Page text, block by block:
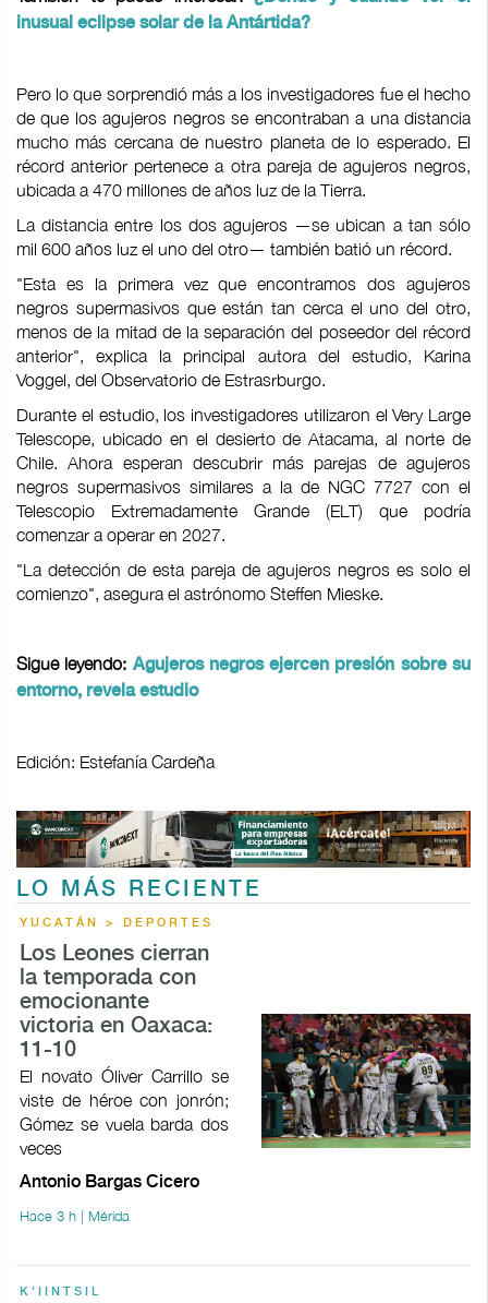
inusual eclipse solar de la Antártida?
Pero lo que sorprendió más a los investigadores fue el hecho
de que los agujeros negros se encontraban a una distancia
mucho más cercana de nuestro planeta de lo esperado. El
récord anterior pertenece a otra pareja de agujeros negros,
ubicada a 470 millones de años luz de la Tierra.
La distancia entre los dos agujeros —se ubican a tan sólo
mil 600 años luz el uno del otro— también batió un récord.
"Esta es la primera vez que encontramos dos agujeros
negros supermasivos que están tan cerca el uno del otro,
menos de la mitad de la separación del poseedor del récord
anterior", explica la principal autora del estudio, Karina
Voggel, del Observatorio de Estrasrburgo.
Durante el estudio, los investigadores utilizaron el Very Large
Telescope, ubicado en el desierto de Atacama, al norte de
Chile. Ahora esperan descubrir más parejas de agujeros
negros supermasivos similares a la de NGC 7727 con el
Telescopio Extremadamente Grande (ELT) que podría
comenzar a operar en 2027.
"La detección de esta pareja de agujeros negros es solo el
comienzo", asegura el astrónomo Steffen Mieske.
Sigue leyendo: Agujeros negros ejercen presión sobre su
entorno, revela estudio
Edición: Estefanía Cardeña
LO MÁS RECIENTE
YUCATÁN > DEPORTES
Los Leones cierran
la temporada con
emocionante
victoria en Oaxaca:
11-10
El novato Óliver Carrillo se
viste de héroe con jonrón;
Gómez se vuela barda dos
veces
Antonio Bargas Cicero
Hace 3 h | Mérida
K'IINTSIL